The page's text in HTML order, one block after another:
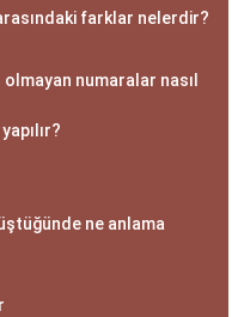
farklar nelerdir?
numaralar nasıl
ne anlama